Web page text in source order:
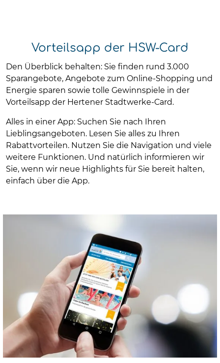
Vorteilsapp der HSW-Card
Den Überblick behalten: Sie finden rund 3.000
Sparangebote, Angebote zum Online-Shopping und
Energie sparen sowie tolle Gewinnspiele in der
Vorteilsapp der Hertener Stadtwerke-Card.
Alles in einer App: Suchen Sie nach Ihren
Lieblingsangeboten. Lesen Sie alles zu Ihren
Rabattvorteilen. Nutzen Sie die Navigation und viele
weitere Funktionen. Und natürlich informieren wir
Sie, wenn wir neue Highlights für Sie bereit halten,
einfach über die App.